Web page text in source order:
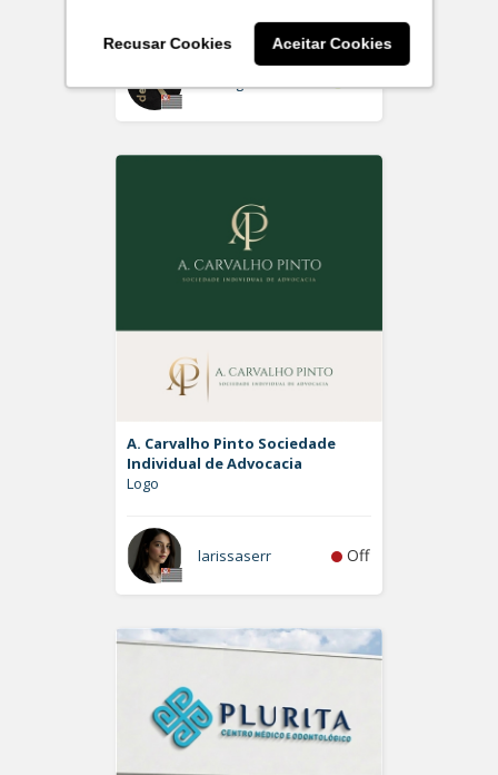
Recusar Cookies Aceitar Cookies
Rdesign SM On
A. Carvalho Pinto Sociedade
Individual de Advocacia
Logo
larissaserr Off